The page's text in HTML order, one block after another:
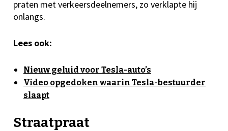
praten met verkeersdeelnemers, zo verklapte hij
onlangs.
Lees ook:
Nieuw geluid voor Tesla-auto’s
Video opgedoken waarin Tesla-bestuurder
slaapt
Straatpraat